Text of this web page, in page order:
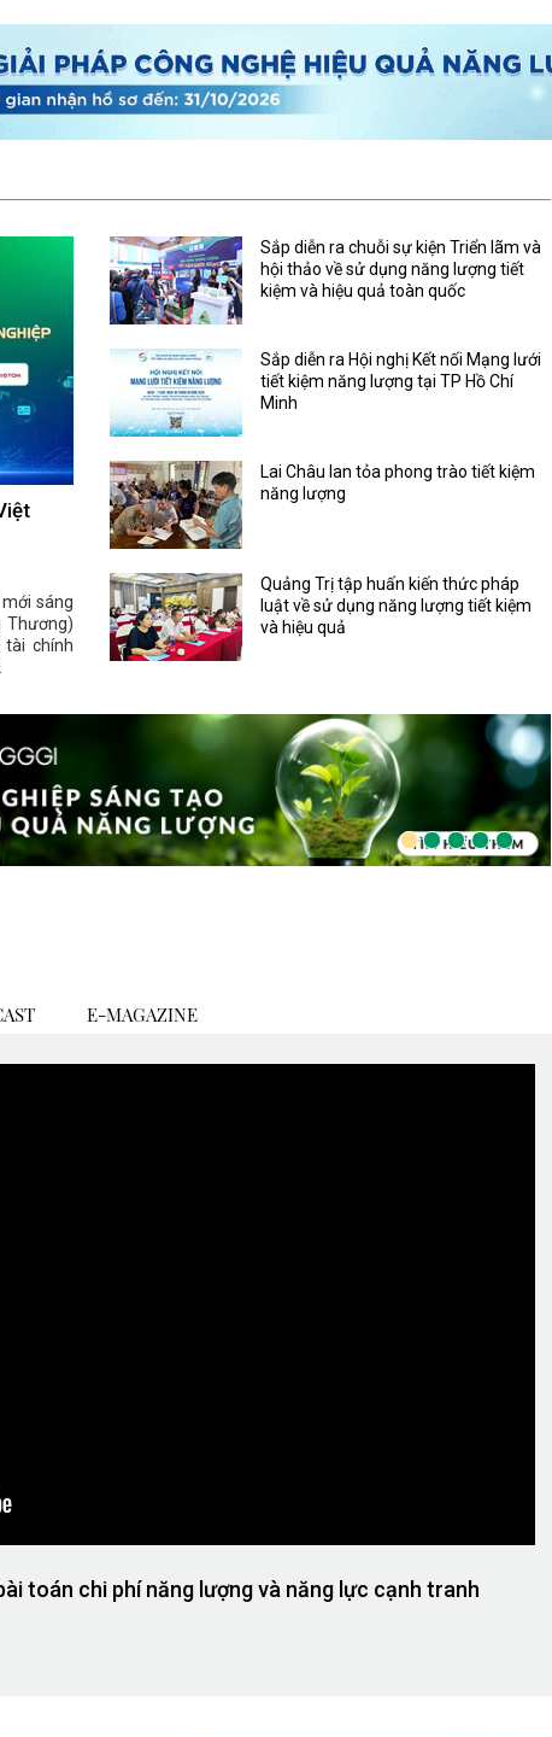
sáng
Thương)
tài chính
Sắp diễn ra chuỗi sự kiện Triển lãm và
hội thảo về sử dụng năng lượng tiết
kiệm và hiệu quả toàn quốc
Sắp diễn ra Hội nghị Kết nối Mạng lưới
tiết kiệm năng lượng tại TP Hồ Chí
Minh
Lai Châu lan tỏa phong trào tiết kiệm
năng lượng
Quảng Trị tập huấn kiến thức pháp
luật về sử dụng năng lượng tiết kiệm
và hiệu quả
E-MAGAZINE
toán chi phí năng lượng và năng lực cạnh tranh